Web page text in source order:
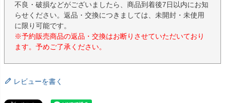
不良・破損などがございましたら、商品到着後7日以内にお知
らせください。返品・交換につきましては、未開封・未使用
に限り可能です。
※予約販売商品の返品・交換はお断りさせていただいており
ます。予めご了承ください。
レビューを書く